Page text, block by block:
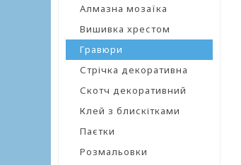
Алмазна мозаїка
Вишивка хрестом
Гравюри
Стрічка декоративна
Скотч декоративний
Клей з блискітками
Паєтки
Розмальовки